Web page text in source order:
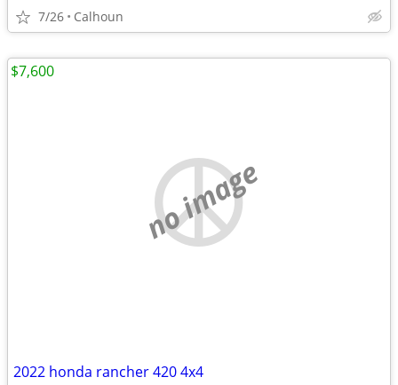
7/26 Calhoun
no image
2022 honda rancher 420 4x4
$7,600